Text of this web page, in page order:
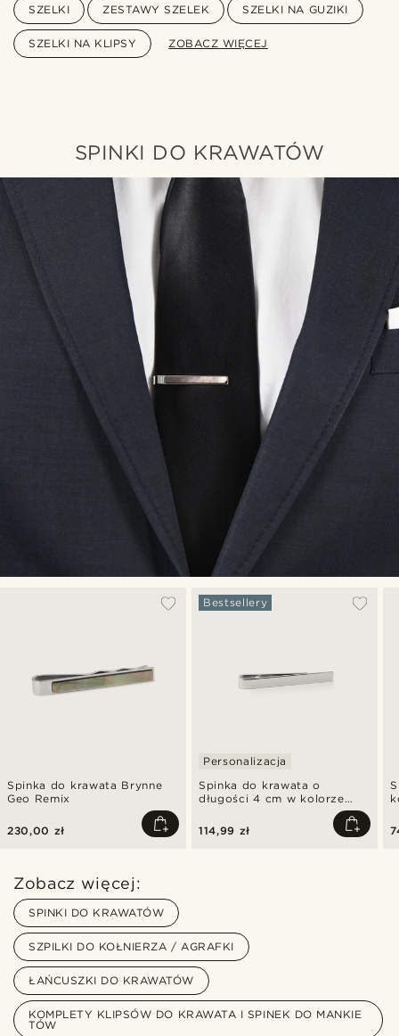
SZELKI ZESTAWY SZELEK SZELKI NA GUZIKI
SZELKI NA KLIPSY ZOBACZ WIĘCEJ
SPINKI DO KRAWATÓW
Spinka do krawata Brynne
Geo Remix
230,00 zł
Spinka do krawata o
długości 4 cm w kolorze
Bestsellery
Personalizacja
114,99 zł
Zobacz więcej:
SPINKI DO KRAWATÓW
SZPILKI DO KOŁNIERZA / AGRAFKI
ŁAŃCUSZKI DO KRAWATÓW
KOMPLETY KLIPSÓW DO KRAWATA I SPINEK DO MANKIE
TÓW